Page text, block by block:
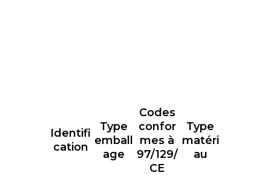
Identifi
cation
Type
emball
age
Codes
confor
mes à
97/129/
CE
Type
matéri
au